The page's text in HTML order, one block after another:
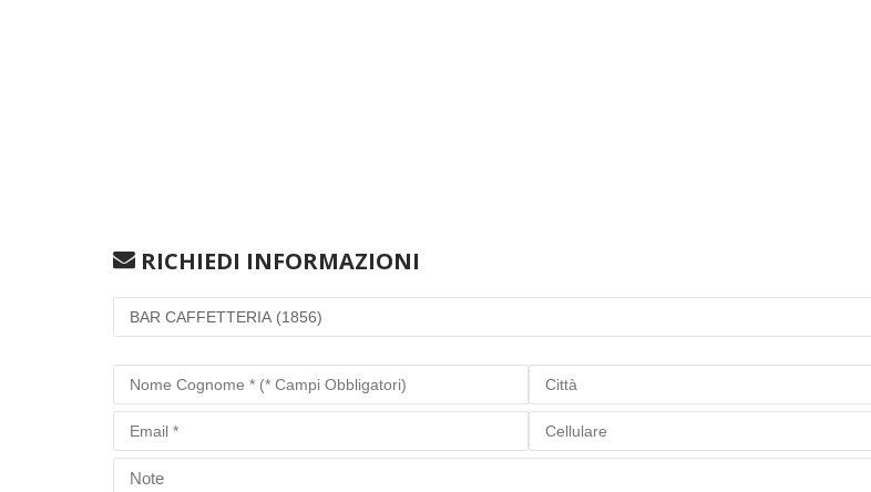
RICHIEDI INFORMAZIONI